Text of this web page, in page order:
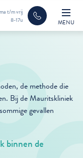
ma t/m vrij
8-17u
MENU
de methode die
Bij de Mauritskliniek
gevallen
binnen de